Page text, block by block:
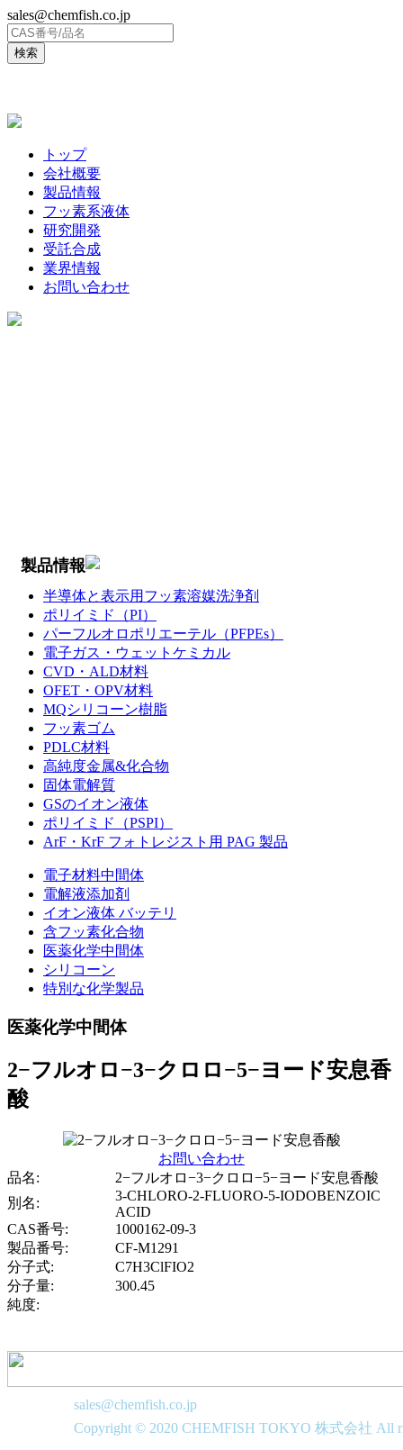
sales@chemfish.co.jp
トップ
会社概要
製品情報
フッ素系液体
研究開発
受託合成
業界情報
お問い合わせ
製品情報
半導体と表示用フッ素溶媒洗浄剤
ポリイミド（PI）
パーフルオロポリエーテル（PFPEs）
電子ガス・ウェットケミカル
CVD・ALD材料
OFET・OPV材料
MQシリコーン樹脂
フッ素ゴム
PDLC材料
高純度金属&化合物
固体電解質
GSのイオン液体
ポリイミド（PSPI）
ArF・KrF フォトレジスト用 PAG 製品
電子材料中間体
電解液添加剤
イオン液体 バッテリ
含フッ素化合物
医薬化学中間体
シリコーン
特別な化学製品
医薬化学中間体
2−フルオロ−3−クロロ−5−ヨード安息香
酸
お問い合わせ
品名:
2−フルオロ−3−クロロ−5−ヨード安息香酸
別名:
3-CHLORO-2-FLUORO-5-IODOBENZOIC
ACID
CAS番号:
1000162-09-3
製品番号:
CF-M1291
分子式:
C7H3ClFIO2
分子量:
300.45
純度:
sales@chemfish.co.jp
Copyright © 2020 CHEMFISH TOKYO 株式会社 All